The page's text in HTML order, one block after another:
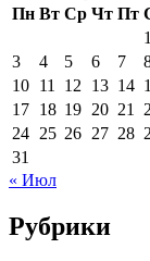
Пн Вт Ср Чт Пт
1
3
4 5 6 7
10 11 12 13 14
17 18 19 20 21
24 25 26 27 28
31
« Июл
Рубрики